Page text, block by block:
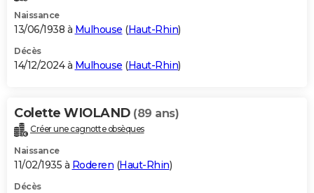
Naissance
13/06/1938 à Mulhouse (Haut-Rhin)
Décès
14/12/2024 à Mulhouse (Haut-Rhin)
Colette WIOLAND (89 ans)
Créer une cagnotte obsèques
Naissance
11/02/1935 à Roderen (Haut-Rhin)
Décès